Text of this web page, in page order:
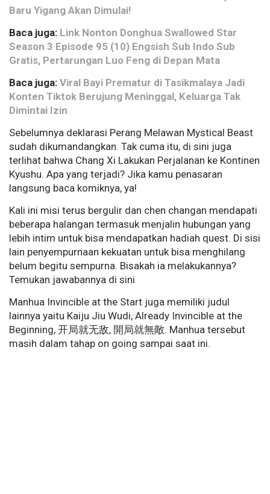
Baru Yigang Akan Dimulai!
Baca juga: Link Nonton Donghua Swallowed Star
Season 3 Episode 95 (10) Engsish Sub Indo Sub
Gratis, Pertarungan Luo Feng di Depan Mata
Baca juga: Viral Bayi Prematur di Tasikmalaya Jadi
Konten Tiktok Berujung Meninggal, Keluarga Tak
Dimintai Izin
Sebelumnya deklarasi Perang Melawan Mystical Beast
sudah dikumandangkan. Tak cuma itu, di sini juga
terlihat bahwa Chang Xi Lakukan Perjalanan ke Kontinen
Kyushu. Apa yang terjadi? Jika kamu penasaran
langsung baca komiknya, ya!
Kali ini misi terus bergulir dan chen changan mendapati
beberapa halangan termasuk menjalin hubungan yang
lebih intim untuk bisa mendapatkan hadiah quest. Di sisi
lain penyempurnaan kekuatan untuk bisa menghilang
belum begitu sempurna. Bisakah ia melakukannya?
Temukan jawabannya di sini
Manhua Invincible at the Start juga memiliki judul
lainnya yaitu Kaiju Jiu Wudi, Already Invincible at the
Beginning, 开局就无敌, 開局就無敵. Manhua tersebut
masih dalam tahap on going sampai saat ini.